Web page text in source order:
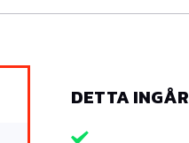
DETTA INGÅR